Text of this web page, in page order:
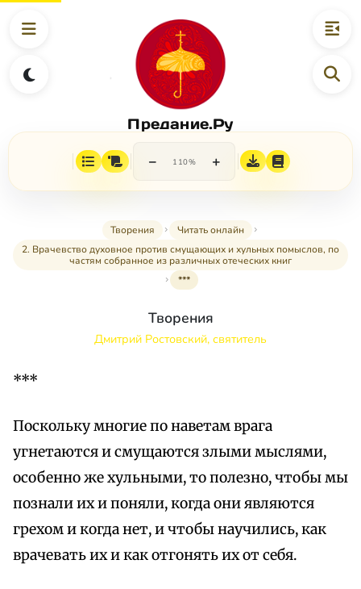
Предание.Ру
− 110% +
Творения
Читать онлайн
2. Врачевство духовное против смущающих и хульных помыслов, по
частям собранное из различных отеческих книг
***
Творения
Дмитрий Ростовский, святитель
***
Поскольку многие по наветам врага
угнетаются и смущаются злыми мыслями,
особенно же хульными, то полезно, чтобы мы
познали их и поняли, когда они являются
грехом и когда нет, и чтобы научились, как
врачевать их и как отгонять их от себя.